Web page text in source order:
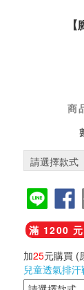
商
滿 1200
加25元購買 (
兒童透氣排